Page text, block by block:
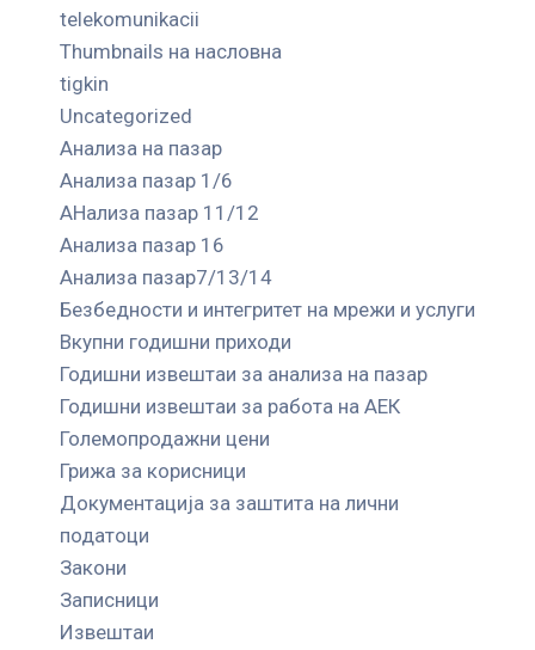
telekomunikacii
Thumbnails на насловна
tigkin
Uncategorized
Анализа на пазар
Анализа пазар 1/6
АНализа пазар 11/12
Анализа пазар 16
Анализа пазар7/13/14
Безбедности и интегритет на мрежи и услуги
Вкупни годишни приходи
Годишни извештаи за анализа на пазар
Годишни извештаи за работа на АЕК
Големопродажни цени
Грижа за корисници
Документација за заштита на лични
податоци
Закони
Записници
Извештаи